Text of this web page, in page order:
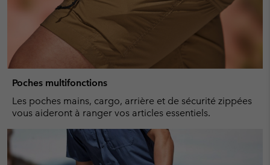
Poches multifonctions
Les poches mains, cargo, arrière et de sécurité zippées
vous aideront à ranger vos articles essentiels.